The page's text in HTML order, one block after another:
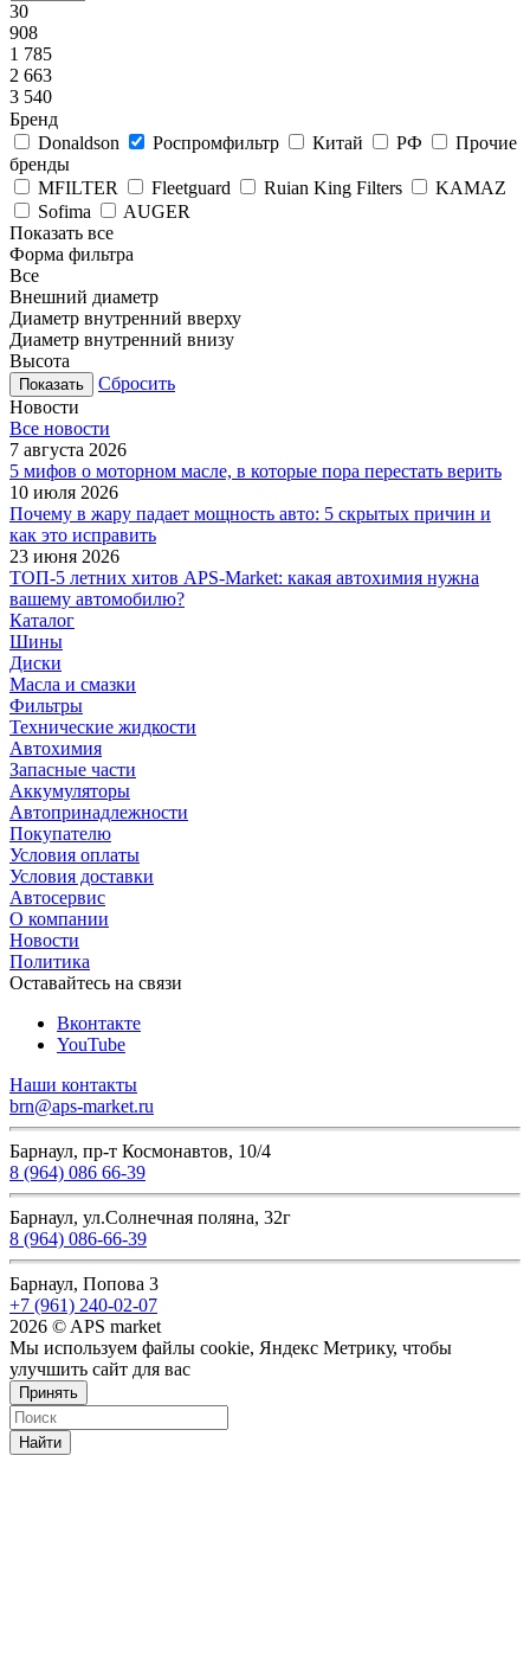
30
908
1 785
2 663
3 540
Бренд
Donaldson
Роспромфильтр Китай РФ
Прочие
бренды
MFILTER
Fleetguard Ruian King Filters
KAMAZ
Sofima
AUGER
Показать все
Форма фильтра
Все
Внешний диаметр
Диаметр внутренний вверху
Диаметр внутренний внизу
Высота
Сбросить
Новости
Все новости
7 августа 2026
5 мифов о моторном масле, в которые пора перестать верить
10 июля 2026
Почему в жару падает мощность авто: 5 скрытых причин и
как это исправить
23 июня 2026
ТОП-5 летних хитов APS-Market: какая автохимия нужна
вашему автомобилю?
Каталог
Шины
Диски
Масла и смазки
Фильтры
Технические жидкости
Автохимия
Запасные части
Аккумуляторы
Автопринадлежности
Покупателю
Условия оплаты
Условия доставки
Автосервис
О компании
Новости
Политика
Оставайтесь на связи
Вконтакте
YouTube
Наши контакты
brn@aps-market.ru
Барнаул, пр-т Космонавтов, 10/4
8 (964) 086 66-39
Барнаул, ул.Солнечная поляна, 32г
8 (964) 086-66-39
Барнаул, Попова 3
+7 (961) 240-02-07
2026 © APS market
Мы используем файлы cookie, Яндекс Метрику, чтобы
улучшить сайт для вас
Принять
Найти